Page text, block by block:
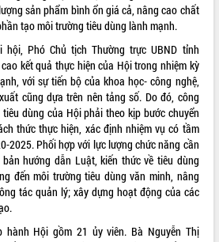
tại Hội
án 190
địa
Ma
“di
cầu
đời
thiết
sản phẩm bình ổn giá cả, nâng cao chất
tạo môi trường tiêu dùng lành mạnh.
Phó Chủ tịch Thường trực UBND tỉnh
kết quả thực hiện của Hội trong nhiệm kỳ
với sự tiến bộ của khoa học- công nghệ,
cũng dựa trên nên tảng số. Do đó, công
dùng của Hội phải theo kịp bước chuyển
thức thực hiện, xác định nhiệm vụ có tầm
2025. Phối hợp với lực lượng chức năng cần
hướng dẫn Luật, kiến thức về tiêu dùng
đến môi trường tiêu dùng văn minh, nâng
tác quản lý; xây dựng hoạt động của các
Hội gồm 21 ủy viên. Bà Nguyễn Thị